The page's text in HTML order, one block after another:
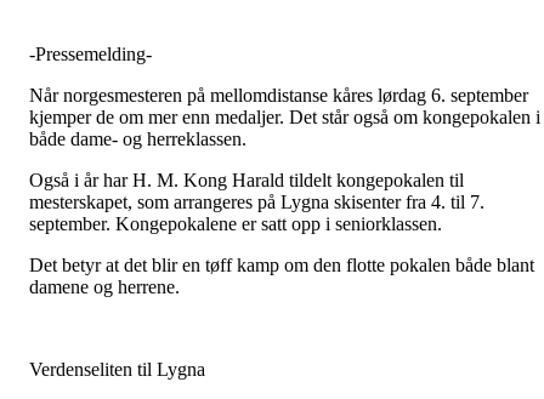
-Pressemelding-
Når norgesmesteren på mellomdistanse kåres lørdag 6. september
kjemper de om mer enn medaljer. Det står også om kongepokalen i
både dame- og herreklassen.
Også i år har H. M. Kong Harald tildelt kongepokalen til
mesterskapet, som arrangeres på Lygna skisenter fra 4. til 7.
september. Kongepokalene er satt opp i seniorklassen.
Det betyr at det blir en tøff kamp om den flotte pokalen både blant
damene og herrene.
Verdenseliten til Lygna